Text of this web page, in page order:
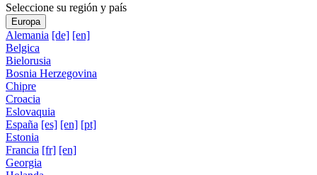
Seleccione su región y país
Europa
Alemania [de] [en]
Belgica
Bielorusia
Bosnia Herzegovina
Chipre
Croacia
Eslovaquia
España [es] [en] [pt]
Estonia
Francia [fr] [en]
Georgia